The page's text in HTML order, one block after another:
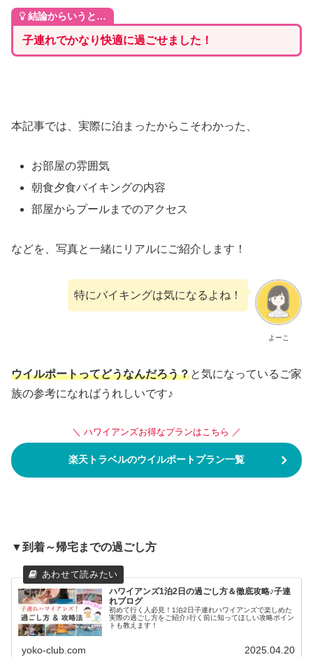
結論からいうと…
子連れでかなり快適に過ごせました！
本記事では、実際に泊まったからこそわかった、
お部屋の雰囲気
朝食夕食バイキングの内容
部屋からプールまでのアクセス
などを、写真と一緒にリアルにご紹介します！
よーこ
特にバイキングは気になるよね！
ウイルポートってどうなんだろう？と気になっているご家
族の参考になればうれしいです♪
＼ ハワイアンズお得なプランはこちら ／
楽天トラベルのウイルポートプラン一覧
▼到着～帰宅までの過ごし方
ハワイアンズ1泊2日の過ごし方＆徹底攻略♪子連
れブログ
初めて行く人必見！1泊2日子連れハワイアンズで楽しめた
実際の過ごし方をご紹介♪行く前に知ってほしい攻略ポイン
トも教えます！
yoko-club.com 2025.04.20